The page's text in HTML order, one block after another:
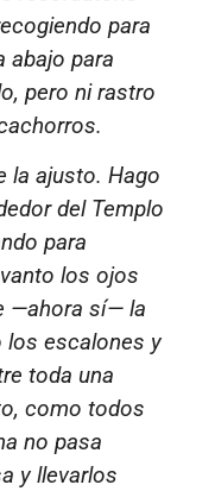
para
abajo para
pero ni rastro
la ajusto. Hago
del Templo
para
los ojos
—ahora sí— la
los escalones y
toda una
como todos
no pasa
y llevarlos